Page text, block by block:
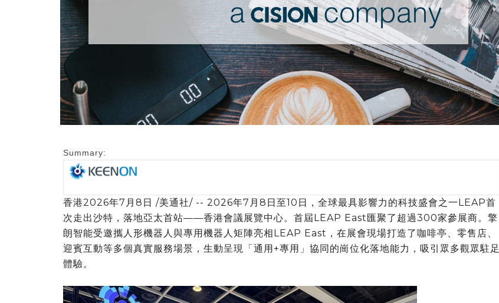
Summary:
香港2026年7月8日 /美通社/ -- 2026年7月8日至10日，全球最具影響力的科技盛會之一LEAP首
次走出沙特，落地亞太首站——香港會議展覽中心。首屆LEAP East匯聚了超過300家參展商。擎
朗智能受邀攜人形機器人與專用機器人矩陣亮相LEAP East，在展會現場打造了咖啡亭、零售店、
迎賓互動等多個真實服務場景，生動呈現「通用+專用」協同的崗位化落地能力，吸引眾多觀眾駐足
體驗。